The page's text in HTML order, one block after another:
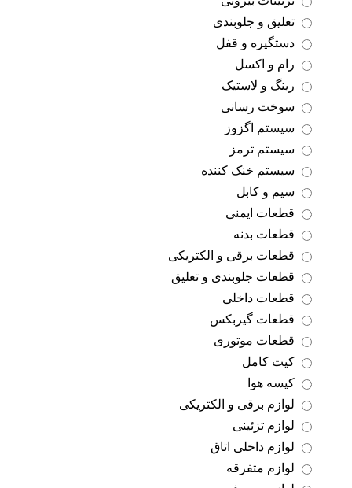
تعلیق و جلوبندی
دستگیره و قفل
رام و اکسل
رینگ و لاستیک
سوخت رسانی
سیستم اگزوز
سیستم ترمز
سیستم خنک کننده
سیم و کابل
قطعات ایمنی
قطعات بدنه
قطعات برقی و الکتریکی
قطعات جلوبندی و تعلیق
قطعات داخلی
قطعات گیربکس
قطعات موتوری
کیت کامل
کیسه هوا
لوازم برقی و الکتریکی
لوازم تزئینی
لوازم داخلی اتاق
لوازم متفرقه